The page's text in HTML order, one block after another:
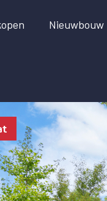
Nieuwbouw